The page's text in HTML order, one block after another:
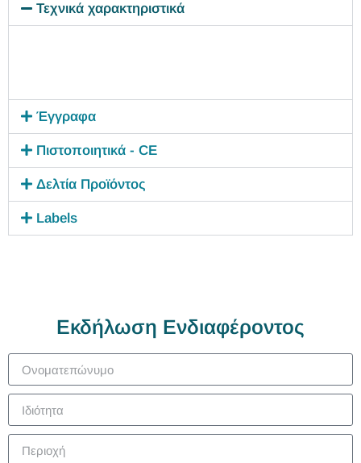
Τεχνικά χαρακτηριστικά
Έγγραφα
Πιστοποιητικά - CE
Δελτία Προϊόντος
Labels
Εκδήλωση Ενδιαφέροντος